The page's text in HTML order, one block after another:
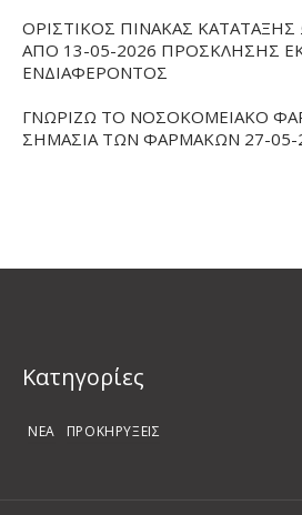
ΟΡΙΣΤΙΚΟΣ ΠΙΝΑΚΑΣ
ΑΠΟ 13-05-2026 ΠΡΟΣΚΛΗΣΗΣ
ΕΝΔΙΑΦΕΡΟΝΤΟΣ
ΓΝΩΡΙΖΩ ΤΟ ΝΟΣΟΚΟΜΕΙΑΚΟ
ΣΗΜΑΣΙΑ ΤΩΝ ΦΑΡΜΑΚΩΝ 27-05-
Kατηγορίες
ΝΕΑ ΠΡΟΚΗΡΥΞΕΙΣ